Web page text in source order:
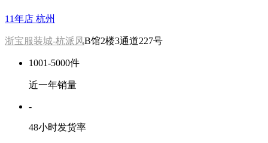
11年店 杭州
浙宝服装城-杭派风B馆2楼3通道227号
1001-5000件
近一年销量
-
48小时发货率